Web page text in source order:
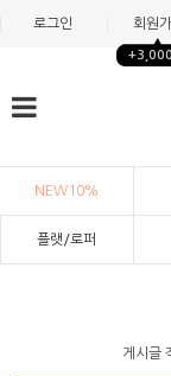
로그인 회원
NEW10%
플랫/로퍼
게시글